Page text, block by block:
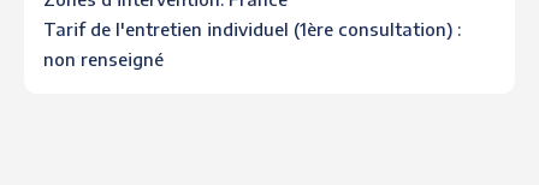
Tarif de l'entretien individuel (1ère consultation) :
non renseigné